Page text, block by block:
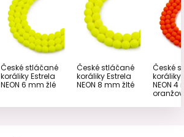
České stláčané
koráliky Estrela
NEON 6 mm žlé
České stláčané
koráliky Estrela
NEON 8 mm žlté
České
koráliky
NEON 4